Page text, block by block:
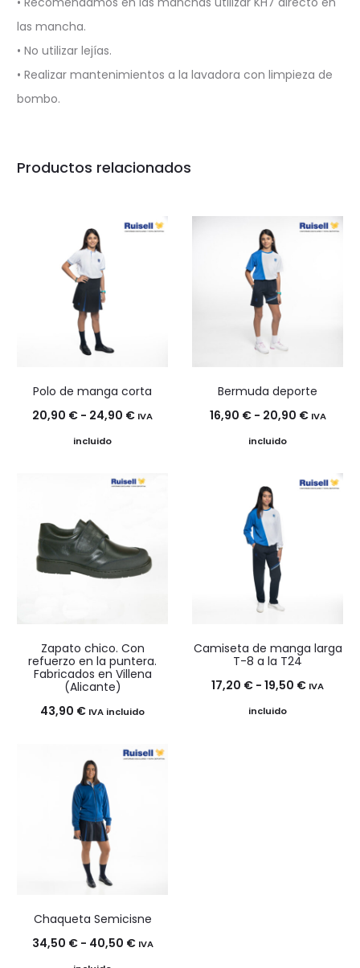
las mancha.
• No utilizar lejías.
• Realizar mantenimientos a la lavadora con limpieza de
bombo.
Productos relacionados
Polo de manga corta
20,90 € - 24,90 €Rango
desde
24,90 €
IVA
incluido
Bermuda deporte
16,90 € - 20,90 €Rango
desde
IVA
incluido
Zapato chico. Con
refuerzo en la puntera.
Fabricados en Villena
(Alicante)
43,90 € IVA incluido
Camiseta de manga larga
T-8 a la T24
17,20 € - 19,50 €Rango
IVA
incluido
Chaqueta Semicisne
34,50 € - 40,50 €Rango
IVA